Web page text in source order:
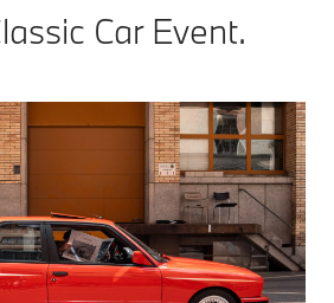
Car Event.